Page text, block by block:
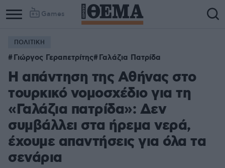
Games
ΠΟΛΙΤΙΚΗ
Γιώργος Γεραπετρίτης Γαλάζια Πατρίδα
Η απάντηση της Αθήνας στο
τουρκικό νομοσχέδιο για τη
«Γαλάζια πατρίδα»: Δεν
συμβάλλει στα ήρεμα νερά,
έχουμε απαντήσεις για όλα τα
σενάρια